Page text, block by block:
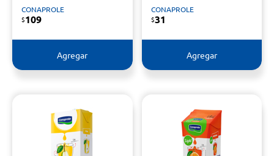
CONAPROLE
$109
Agregar
CONAPROLE
$31
Agregar